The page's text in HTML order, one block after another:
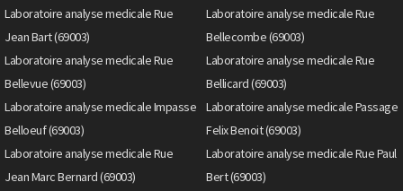
Laboratoire analyse medicale Rue
Jean Bart (69003)
Laboratoire analyse medicale Rue
Bellecombe (69003)
Laboratoire analyse medicale Rue
Bellevue (69003)
Laboratoire analyse medicale Rue
Bellicard (69003)
Laboratoire analyse medicale Impasse
Belloeuf (69003)
Laboratoire analyse medicale Passage
Felix Benoit (69003)
Laboratoire analyse medicale Rue
Jean Marc Bernard (69003)
Laboratoire analyse medicale Rue Paul
Bert (69003)